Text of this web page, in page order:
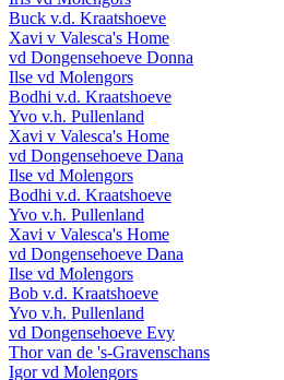
Buck v.d. Kraatshoeve
Xavi v Valesca's Home
vd Dongensehoeve Donna
Ilse vd Molengors
Bodhi v.d. Kraatshoeve
Yvo v.h. Pullenland
Xavi v Valesca's Home
vd Dongensehoeve Dana
Ilse vd Molengors
Bodhi v.d. Kraatshoeve
Yvo v.h. Pullenland
Xavi v Valesca's Home
vd Dongensehoeve Dana
Ilse vd Molengors
Bob v.d. Kraatshoeve
Yvo v.h. Pullenland
vd Dongensehoeve Evy
Thor van de 's-Gravenschans
Igor vd Molengors